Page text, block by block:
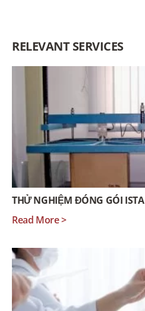
RELEVANT SERVICES
THỬ NGHIỆM ĐÓNG GÓI ISTA
Read More >